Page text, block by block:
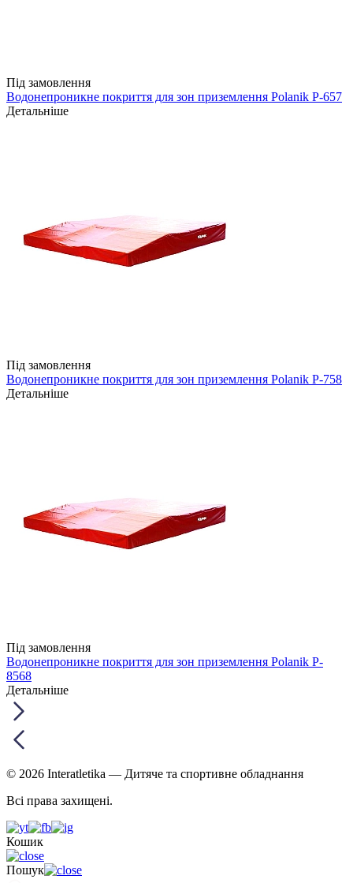
Під замовлення
Водонепроникне покриття для зон приземлення Polanik P-657
Детальніше
Під замовлення
Водонепроникне покриття для зон приземлення Polanik P-758
Детальніше
Під замовлення
Водонепроникне покриття для зон приземлення Polanik P-
8568
Детальніше
© 2026 Interatletika — Дитяче та спортивне обладнання
Всі права захищені.
Кошик
Пошук